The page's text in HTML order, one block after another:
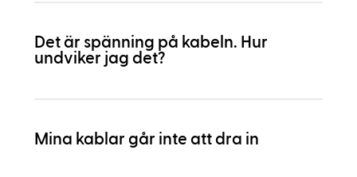
Det är spänning på kabeln. Hur
undviker jag det?
Mina kablar går inte att dra in